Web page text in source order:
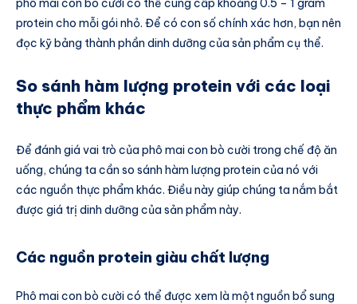
phô mai con bò cười có thể cung cấp khoảng 0.5 – 1 gram
protein cho mỗi gói nhỏ. Để có con số chính xác hơn, bạn nên
đọc kỹ bảng thành phần dinh dưỡng của sản phẩm cụ thể.
So sánh hàm lượng protein với các loại
thực phẩm khác
Để đánh giá vai trò của phô mai con bò cười trong chế độ ăn
uống, chúng ta cần so sánh hàm lượng protein của nó với
các nguồn thực phẩm khác. Điều này giúp chúng ta nắm bắt
được giá trị dinh dưỡng của sản phẩm này.
Các nguồn protein giàu chất lượng
Phô mai con bò cười có thể được xem là một nguồn bổ sung